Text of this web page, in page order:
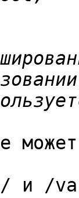
и /